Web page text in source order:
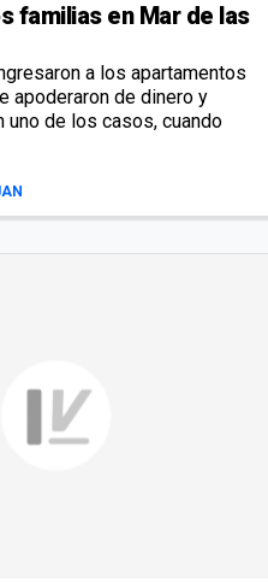
familias en Mar de las
a los apartamentos
apoderaron de dinero y
uno de los casos, cuando